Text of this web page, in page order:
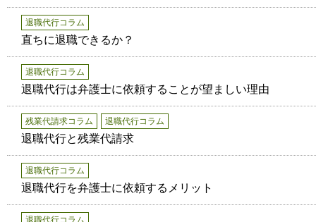
退職代行コラム
直ちに退職できるか？
退職代行コラム
退職代行は弁護士に依頼することが望ましい理由
残業代請求コラム 退職代行コラム
退職代行と残業代請求
退職代行コラム
退職代行を弁護士に依頼するメリット